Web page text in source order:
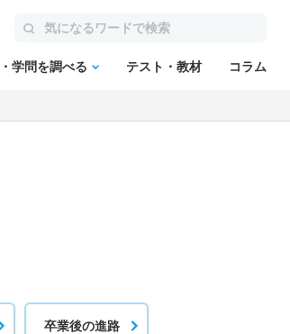
学問を調べる テスト・教材 コラム
卒業後の進路